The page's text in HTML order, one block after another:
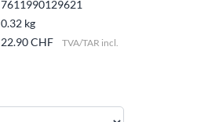
7611990129621
0.32 kg
22.90 CHF TVA/TAR incl.